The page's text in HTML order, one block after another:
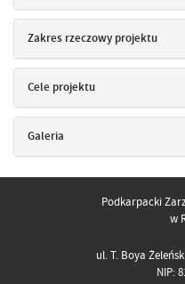
Zakres rzeczowy projektu
Cele projektu
Galeria
Podkarpacki
w
ul. T. Boya
NIP: